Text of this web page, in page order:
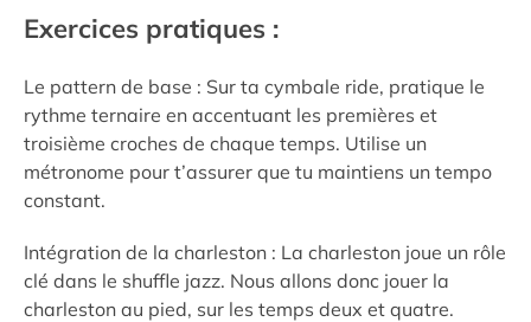
Exercices pratiques :
Le pattern de base : Sur ta cymbale ride, pratique le
rythme ternaire en accentuant les premières et
troisième croches de chaque temps. Utilise un
métronome pour t’assurer que tu maintiens un tempo
constant.
Intégration de la charleston : La charleston joue un rôle
clé dans le shuffle jazz. Nous allons donc jouer la
charleston au pied, sur les temps deux et quatre.